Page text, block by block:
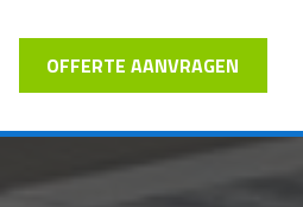
OFFERTE AANVRAGEN